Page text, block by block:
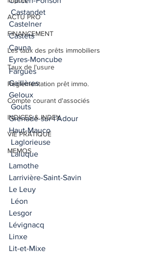
ACTU PRO
FINANCEMENT
Les taux des prêts immobiliers
Taux de l'usure
Règlementation prêt immo.
Compte courant d'associés
INDICES & INDEX
VIE PRATIQUE
MEMOS
Castandet
Castelner
Castets
Cauna
Eyres-Moncube
Fargues
Gaillères
Geloux
Gouts
Grenade-sur-l'Adour
Haut-Mauco
Laglorieuse
Laluque
Lamothe
Larrivière-Saint-Savin
Le Leuy
Léon
Lesgor
Lévignacq
Linxe
Lit-et-Mixe